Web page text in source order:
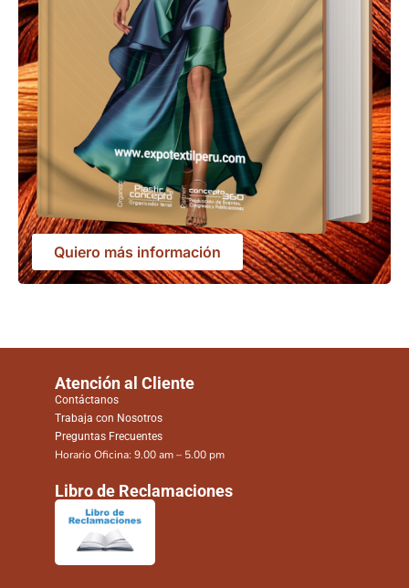
Quiero más información
Atención al Cliente
Contáctanos
Trabaja con Nosotros
Preguntas Frecuentes
Horario Oficina: 9.00 am – 5.00 pm
Libro de Reclamaciones